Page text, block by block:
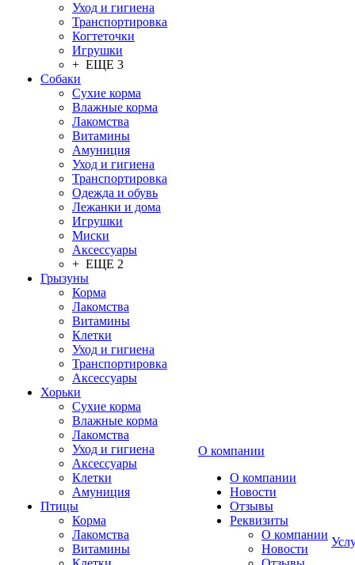
Уход и гигиена
Транспортировка
Когтеточки
Игрушки
+ ЕЩЕ 3
Собаки
Сухие корма
Влажные корма
Лакомства
Витамины
Амуниция
Уход и гигиена
Транспортировка
Одежда и обувь
Лежанки и дома
Игрушки
Миски
Аксессуары
+ ЕЩЕ 2
Грызуны
Корма
Лакомства
Витамины
Клетки
Уход и гигиена
Транспортировка
Аксессуары
Хорьки
Сухие корма
Влажные корма
Лакомства
Уход и гигиена
Аксессуары
Клетки
Амуниция
Птицы
Корма
Лакомства
Витамины
О компании
О компании
Новости
Отзывы
Реквизиты
О компании
Новости